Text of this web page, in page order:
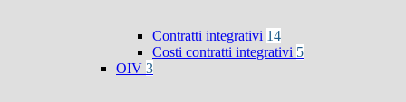
Contratti integrativi 14
Costi contratti integrativi 5
OIV 3